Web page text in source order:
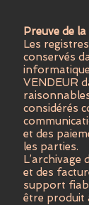
Preuve de
Les
conservés
VENDEUR
considérés
et des
les parties.
L’archivage
et des
support
être produit